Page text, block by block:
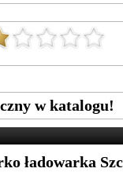
w katalogu!
ładowarka